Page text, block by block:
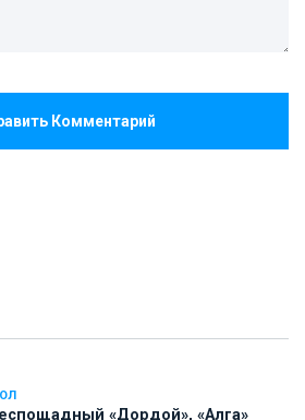
«Дордой», «Алга»
Комментарий